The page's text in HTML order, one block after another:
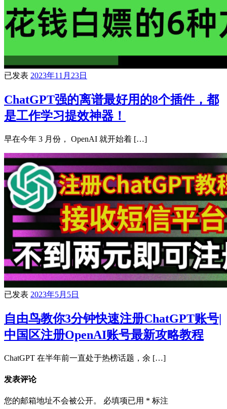
已发表 2023年11月23日
ChatGPT强的离谱最好用的8个插件，都
是工作学习提效神器！
早在今年 3 月份， OpenAI 就开始着 […]
已发表 2023年5月5日
自由鸟教你3分钟快速注册ChatGPT账号|
中国区注册OpenAI账号最新攻略教程
ChatGPT 在半年前一直处于热榜话题，余 […]
发表评论
您的邮箱地址不会被公开。 必填项已用 * 标注